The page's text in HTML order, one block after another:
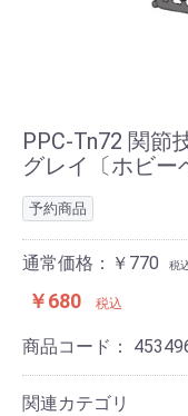
PPC-Tn72 関節
グレイ〔ホビー
予約商品
通常価格：￥770 税
￥680 税込
商品コード：
関連カテゴリ